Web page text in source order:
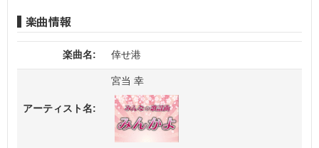
楽曲名: 倖せ港
アーティスト名:
宮当 幸